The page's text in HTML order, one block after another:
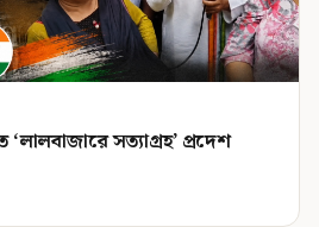
সত্যাগ্রহ’ প্রদেশ